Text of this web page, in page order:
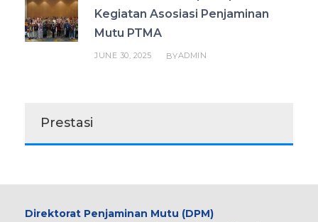
Kegiatan Asosiasi Penjaminan
Mutu PTMA
JUNE 30, 2025 BYADMIN
Prestasi
Direktorat Penjaminan Mutu (DPM)